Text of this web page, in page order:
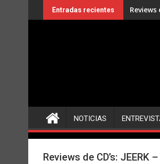
al
Entradas recientes
NOTICIAS
Reviews de CD’s: JEERK